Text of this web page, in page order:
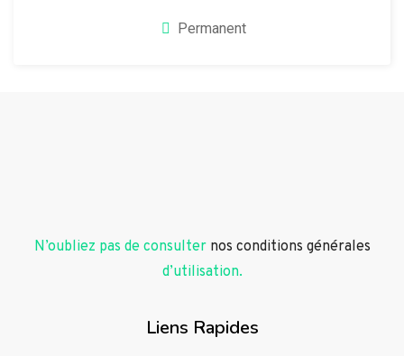
Permanent
N’oubliez pas de consulter nos conditions générales
d’utilisation.
Liens Rapides